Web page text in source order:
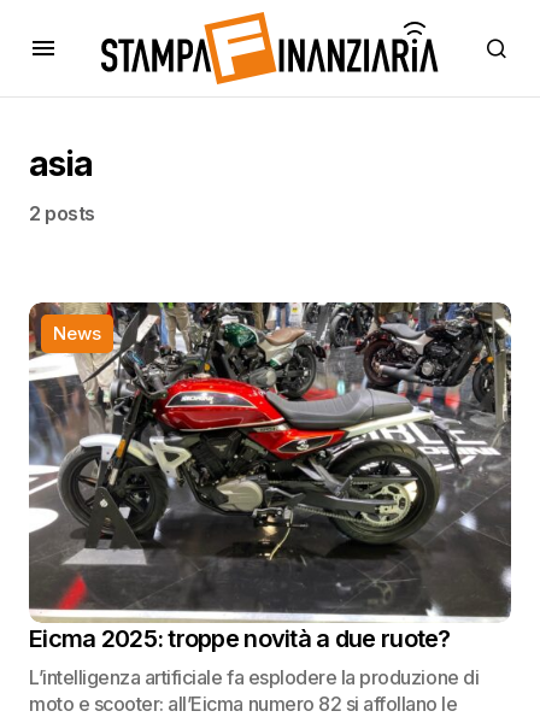
asia
2 posts
News
Eicma 2025: troppe novità a due ruote?
L’intelligenza artificiale fa esplodere la produzione di
moto e scooter: all’Eicma numero 82 si affollano le